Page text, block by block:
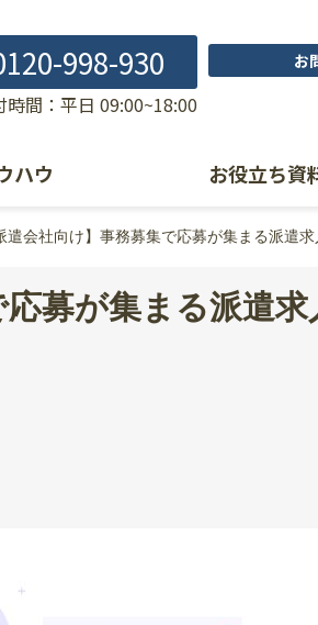
998-930
時間：平日 09:00~18:00
お
ハウ お役立ち資
遣会社向け】事務募集で応募が集まる派遣
応募が集まる派遣